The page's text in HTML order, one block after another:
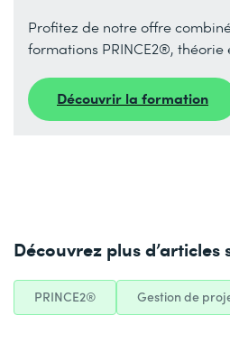
Profitez de notre offre
formations PRINCE2®,
Découvrir la formation
Découvrez plus d’articles
PRINCE2® Gestion de